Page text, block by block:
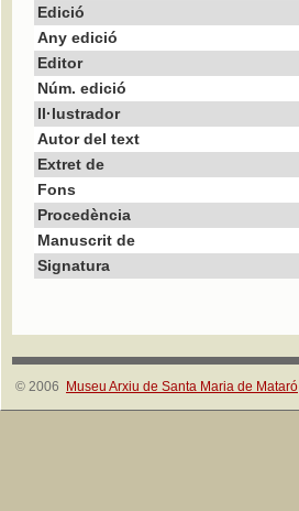
Edició
Any edició
Editor
Núm. edició
Il·lustrador
Autor del text
Extret de
Fons
Procedència
Manuscrit de
Signatura
© 2006 Museu Arxiu de Santa Maria de Mataró